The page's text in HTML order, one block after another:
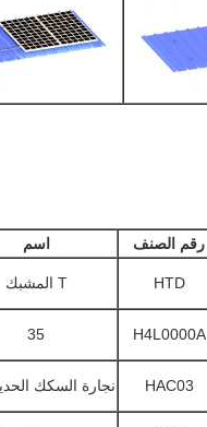
رقم الصنف اسم
HTD T المشبك
H4L0000A
35
HAC03 نجارة السكك